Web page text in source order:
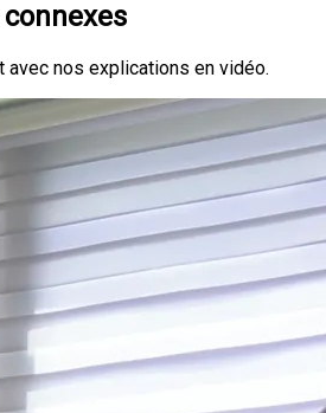
nos explications en vidéo.